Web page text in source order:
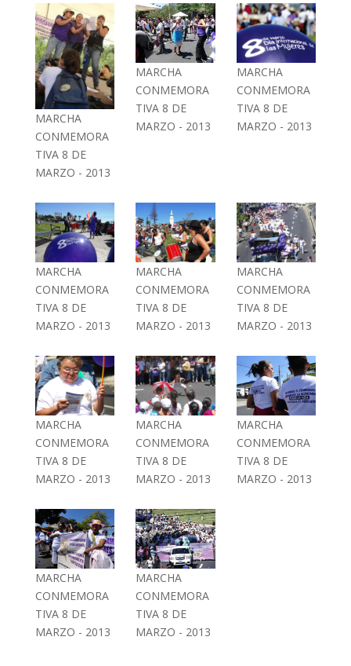
MARCHA
CONMEMORA
TIVA 8 DE
MARZO - 2013
MARCHA
CONMEMORA
TIVA 8 DE
MARZO - 2013
MARCHA
CONMEMORA
TIVA 8 DE
MARZO - 2013
MARCHA
CONMEMORA
TIVA 8 DE
MARZO - 2013
MARCHA
CONMEMORA
TIVA 8 DE
MARZO - 2013
MARCHA
CONMEMORA
TIVA 8 DE
MARZO - 2013
MARCHA
CONMEMORA
TIVA 8 DE
MARZO - 2013
MARCHA
CONMEMORA
TIVA 8 DE
MARZO - 2013
MARCHA
CONMEMORA
TIVA 8 DE
MARZO - 2013
MARCHA
CONMEMORA
TIVA 8 DE
MARZO - 2013
MARCHA
CONMEMORA
TIVA 8 DE
MARZO - 2013